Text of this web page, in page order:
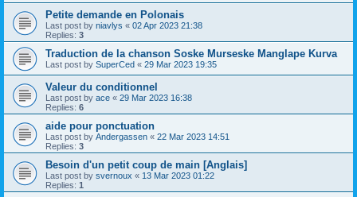
Petite demande en Polonais
Last post by niavlys « 02 Apr 2023 21:38
Replies: 3
Traduction de la chanson Soske Murseske Manglape Kurva
Last post by SuperCed « 29 Mar 2023 19:35
Valeur du conditionnel
Last post by ace « 29 Mar 2023 16:38
Replies: 6
aide pour ponctuation
Last post by Andergassen « 22 Mar 2023 14:51
Replies: 3
Besoin d'un petit coup de main [Anglais]
Last post by svernoux « 13 Mar 2023 01:22
Replies: 1